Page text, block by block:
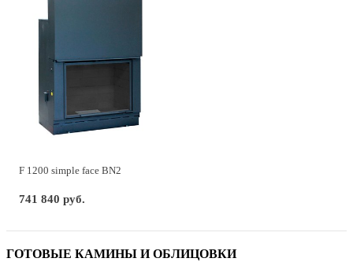
F 1200 simple face BN2
741 840 руб.
ГОТОВЫЕ КАМИНЫ И ОБЛИЦОВКИ